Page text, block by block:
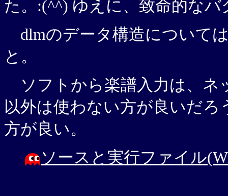
た。:(^^) ゆえに、致命的な
dlmのデータ構造について
と。
ソフトから楽譜入力は、ネ
以外は使わない方が良いだ
方が良い。
ソースと実行ファイル